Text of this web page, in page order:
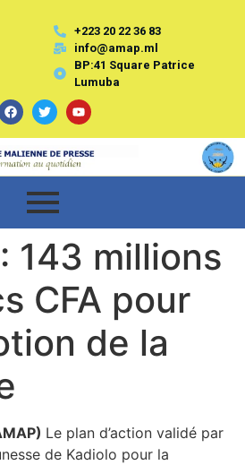
+223 20 22 36 83
info@amap.ml
BP:41 Square Patrice
Lumuba
143 millions
CFA pour
de la
Le plan d’action validé par
de Kadiolo pour la